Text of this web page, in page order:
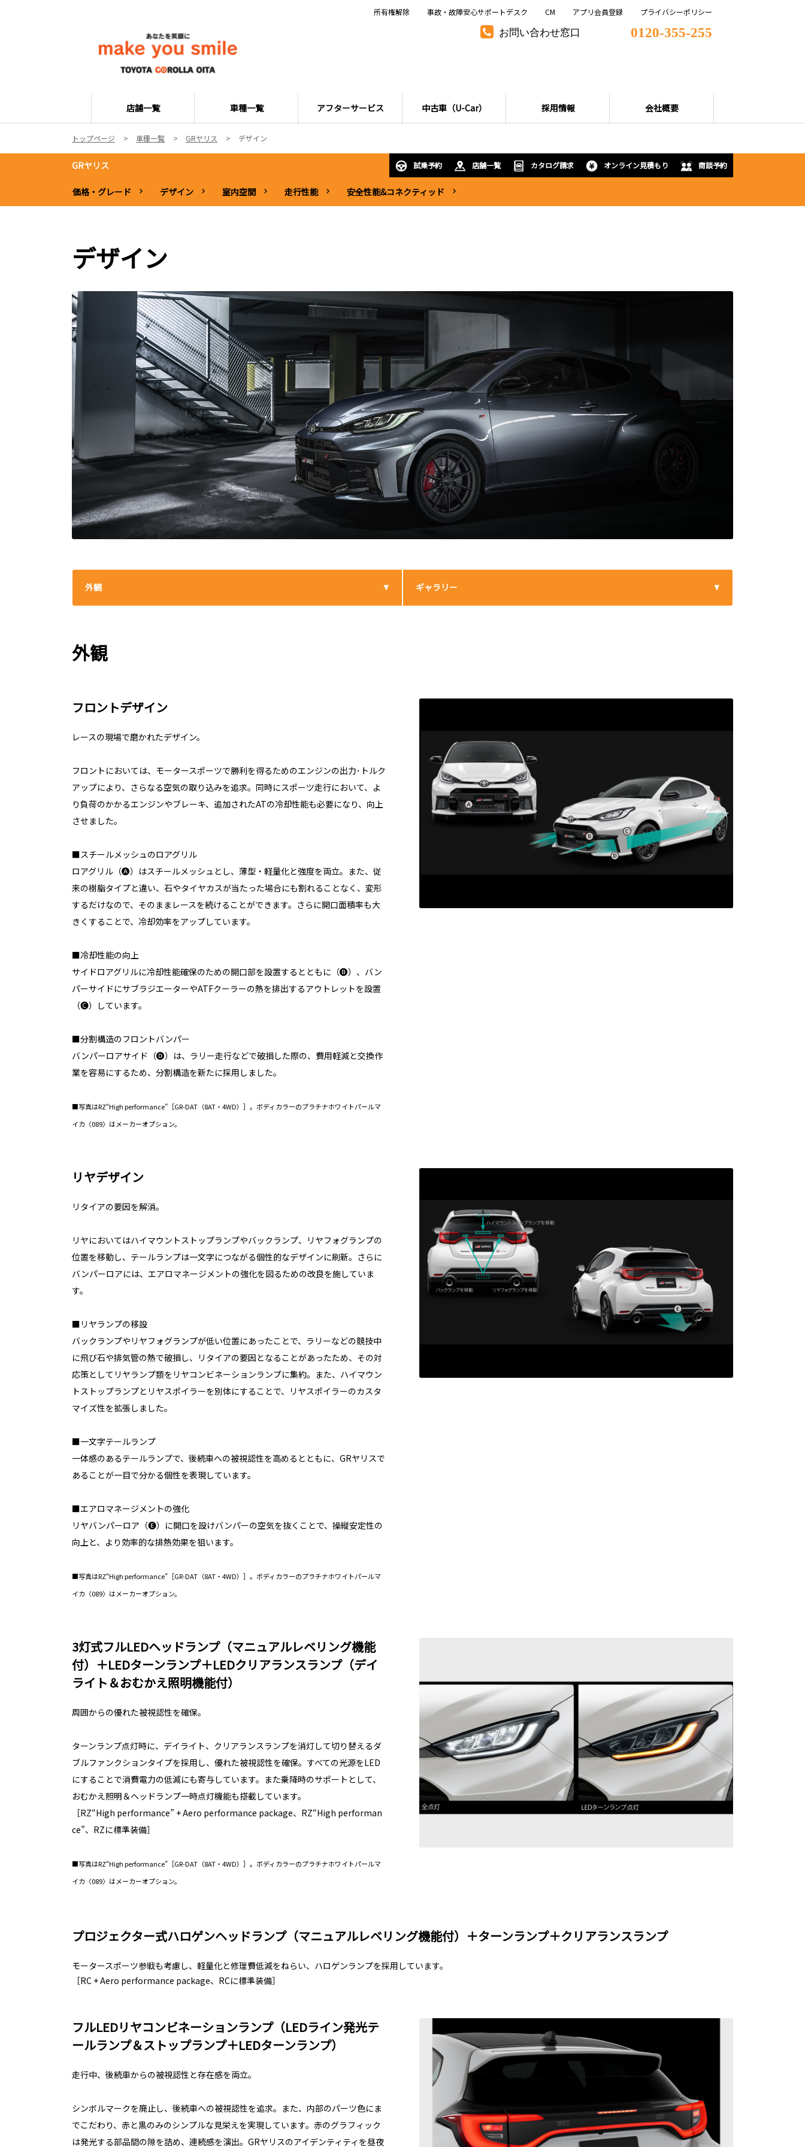
お問い合わせ窓口 0120-355-255
店舗一覧 車種一覧 アフターサービス 中古車（U-Car） 採用情報 会社概要
所有権解除 事故・故障安心サポートデスク CM アプリ会員登録 プライバシーポリシー
トップページ 車種一覧 GRヤリス デザイン
GRヤリス 試乗予約 店舗一覧 カタログ請求 オンライン見積もり 商談予約
価格・グレード デザイン 室内空間 走行性能 安全性能&コネクティッド
デザイン
外観 ギャラリー
外観
フロントデザイン
レースの現場で磨かれたデザイン。
フロントにおいては、モータースポーツで勝利を得るためのエンジンの出力･トルク
アップにより、さらなる空気の取り込みを追求。同時にスポーツ走行において、よ
り負荷のかかるエンジンやブレーキ、追加されたATの冷却性能も必要になり、向上
させました。
■スチールメッシュのロアグリル
ロアグリル（🅐）はスチールメッシュとし、薄型・軽量化と強度を両立。また、従
来の樹脂タイプと違い、石やタイヤカスが当たった場合にも割れることなく、変形
するだけなので、そのままレースを続けることができます。さらに開口面積率も大
きくすることで、冷却効率をアップしています。
■冷却性能の向上
サイドロアグリルに冷却性能確保のための開口部を設置するとともに（🅑）、バン
パーサイドにサブラジエーターやATFクーラーの熱を排出するアウトレットを設置
（🅒）しています。
■分割構造のフロントバンパー
バンパーロアサイド（🅓）は、ラリー走行などで破損した際の、費用軽減と交換作
業を容易にするため、分割構造を新たに採用しました。
■写真はRZ“High performance”［GR-DAT（8AT・4WD）］。ボディカラーのプラチナホワイトパールマ
イカ〈089〉はメーカーオプション。
リヤデザイン
リタイアの要因を解消。
リヤにおいてはハイマウントストップランプやバックランプ、リヤフォグランプの
位置を移動し、テールランプは一文字につながる個性的なデザインに刷新。さらに
バンパーロアには、エアロマネージメントの強化を図るための改良を施していま
す。
■リヤランプの移設
バックランプやリヤフォグランプが低い位置にあったことで、ラリーなどの競技中
に飛び石や排気管の熱で破損し、リタイアの要因となることがあったため、その対
応策としてリヤランプ類をリヤコンビネーションランプに集約。また、ハイマウン
トストップランプとリヤスポイラーを別体にすることで、リヤスポイラーのカスタ
マイズ性を拡張しました。
■一文字テールランプ
一体感のあるテールランプで、後続車への被視認性を高めるとともに、GRヤリスで
あることが一目で分かる個性を表現しています。
■エアロマネージメントの強化
リヤバンパーロア（🅔）に開口を設けバンパーの空気を抜くことで、操縦安定性の
向上と、より効率的な排熱効果を狙います。
■写真はRZ“High performance”［GR-DAT（8AT・4WD）］。ボディカラーのプラチナホワイトパールマ
イカ〈089〉はメーカーオプション。
3灯式フルLEDヘッドランプ（マニュアルレベリング機能
付）＋LEDターンランプ＋LEDクリアランスランプ（デイ
ライト＆おむかえ照明機能付）
周囲からの優れた被視認性を確保。
ターンランプ点灯時に、デイライト、クリアランスランプを消灯して切り替えるダ
ブルファンクションタイプを採用し、優れた被視認性を確保。すべての光源をLED
にすることで消費電力の低減にも寄与しています。また乗降時のサポートとして、
おむかえ照明＆ヘッドランプ一時点灯機能も搭載しています。
［RZ“High performance” + Aero performance package、RZ“High performan
ce”、RZに標準装備］
■写真はRZ“High performance”［GR-DAT（8AT・4WD）］。ボディカラーのプラチナホワイトパールマ
イカ〈089〉はメーカーオプション。
プロジェクター式ハロゲンヘッドランプ（マニュアルレベリング機能付）＋ターンランプ＋クリアランスランプ
モータースポーツ参戦も考慮し、軽量化と修理費低減をねらい、ハロゲンランプを採用しています。
［RC + Aero performance package、RCに標準装備］
フルLEDリヤコンビネーションランプ（LEDライン発光テ
ールランプ＆ストップランプ＋LEDターンランプ）
走行中、後続車からの被視認性と存在感を両立。
シンボルマークを廃止し、後続車への被視認性を追求。また、内部のパーツ色にま
でこだわり、赤と黒のみのシンプルな見栄えを実現しています。赤のグラフィック
は発光する部品間の隙を詰め、連続感を演出。GRヤリスのアイデンティティを昼夜